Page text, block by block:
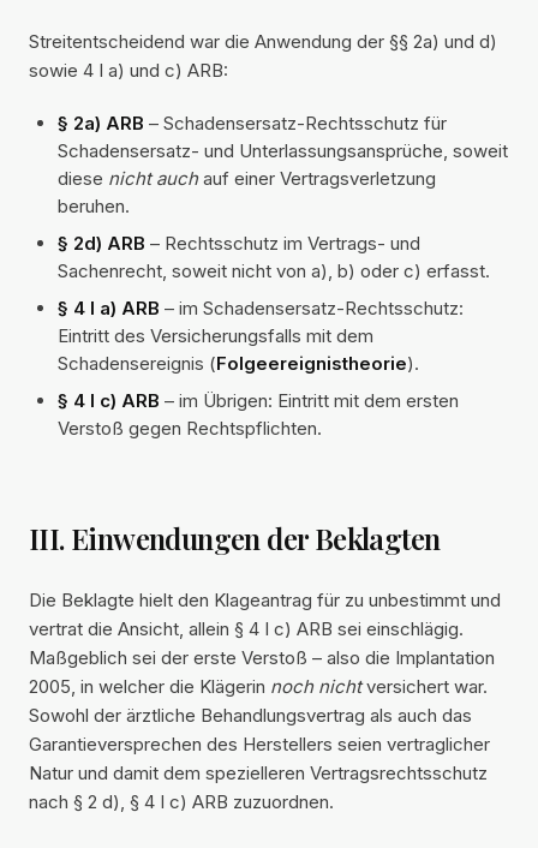
Streitentscheidend war die Anwendung der §§ 2a) und d)
sowie 4 I a) und c) ARB:
§ 2a) ARB – Schadensersatz-Rechtsschutz für
Schadensersatz- und Unterlassungsansprüche, soweit
diese nicht auchauf einer Vertragsverletzung
beruhen.
§ 2d) ARB – Rechtsschutz im Vertrags- und
Sachenrecht, soweit nicht von a), b) oder c) erfasst.
§ 4 I a) ARB – im Schadensersatz-Rechtsschutz:
Eintritt des Versicherungsfalls mit dem
Schadensereignis (Folgeereignistheorie).
§ 4 I c) ARB – im Übrigen: Eintritt mit dem ersten
Verstoß gegen Rechtspflichten.
III. Einwendungen der Beklagten
Die Beklagte hielt den Klageantrag für zu unbestimmt und
vertrat die Ansicht, allein § 4 I c) ARB sei einschlägig.
Maßgeblich sei der erste Verstoß – also die Implantation
2005, in welcher die Klägerin noch nichtversichert war.
Sowohl der ärztliche Behandlungsvertrag als auch das
Garantieversprechen des Herstellers seien vertraglicher
Natur und damit dem spezielleren Vertragsrechtsschutz
nach § 2 d), § 4 I c) ARB zuzuordnen.